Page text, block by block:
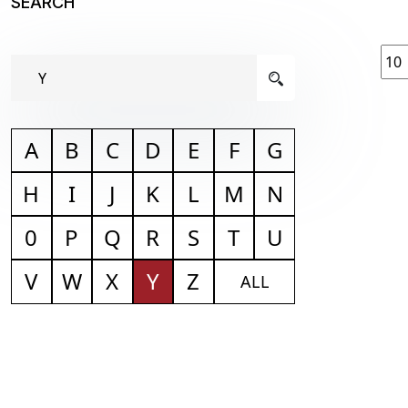
A B C D E F
G
H
I J K L M
N
0
P Q R S T
U
V
W X Y Z ALL